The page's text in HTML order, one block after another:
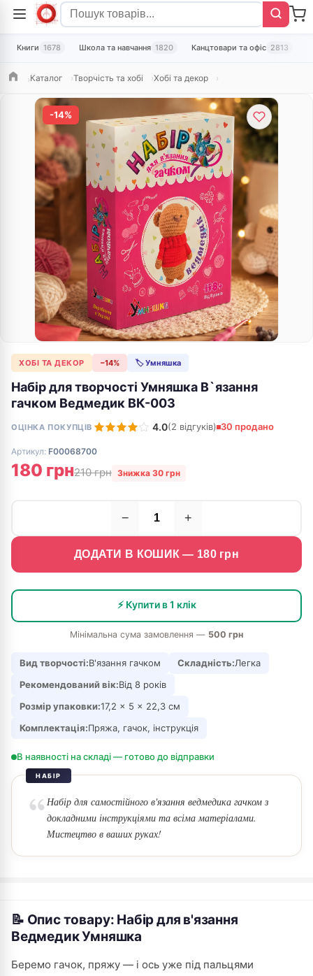
Книги 1678 Школа та навчання 1820 Канцтовари та офіс 2813
ГоловнаКаталог Творчість та хобі Хобі та декор
-14%
ХОБІ ТА ДЕКОР −14% 🏷 Умняшка
Набір для творчості Умняшка В`язання
гачком Ведмедик ВК-003
ОЦІНКА ПОКУПЦІВ 4.0(2 відгуків) 30 продано
Артикул: F00068700
180 грн210 грн Знижка 30 грн
− +
ДОДАТИ В КОШИК — 180грн
⚡ Купити в 1 клік
Мінімальна сума замовлення — 500 грн
Вид творчості:В'язання гачком Складність:Легка
Рекомендований вік:Від 8 років
Розмір упаковки:17,2 × 5 × 22,3 см
Комплектація:Пряжа, гачок, інструкція
В наявності на складі — готово до відправки
НАБІР
Набір для самостійного в'язання ведмедика гачком з
докладними інструкціями та всіма матеріалами.
Мистецтво в ваших руках!
📝 Опис товару: Набір для в'язання
Ведмедик Умняшка
Беремо гачок, пряжу — і ось уже під пальцями